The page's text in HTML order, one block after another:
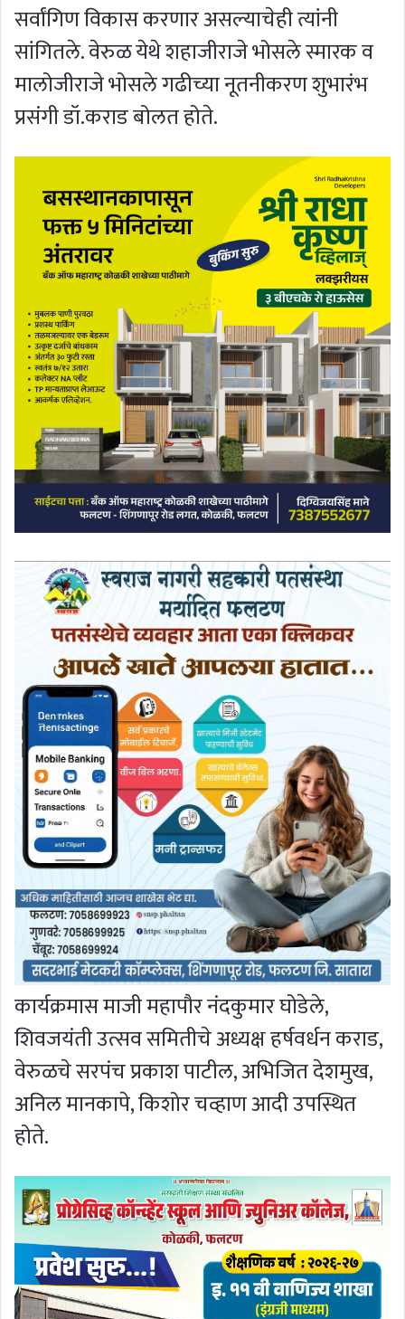
सर्वांगिण विकास करणार असल्याचेही त्यांनी
सांगितले. वेरुळ येथे शहाजीराजे भोसले स्मारक व
मालोजीराजे भोसले गढीच्या नूतनीकरण शुभारंभ
प्रसंगी डॉ.कराड बोलत होते.
कार्यक्रमास माजी महापौर नंदकुमार घोडेले,
शिवजयंती उत्सव समितीचे अध्यक्ष हर्षवर्धन कराड,
वेरुळचे सरपंच प्रकाश पाटील, अभिजित देशमुख,
अनिल मानकापे, किशोर चव्हाण आदी उपस्थित
होते.